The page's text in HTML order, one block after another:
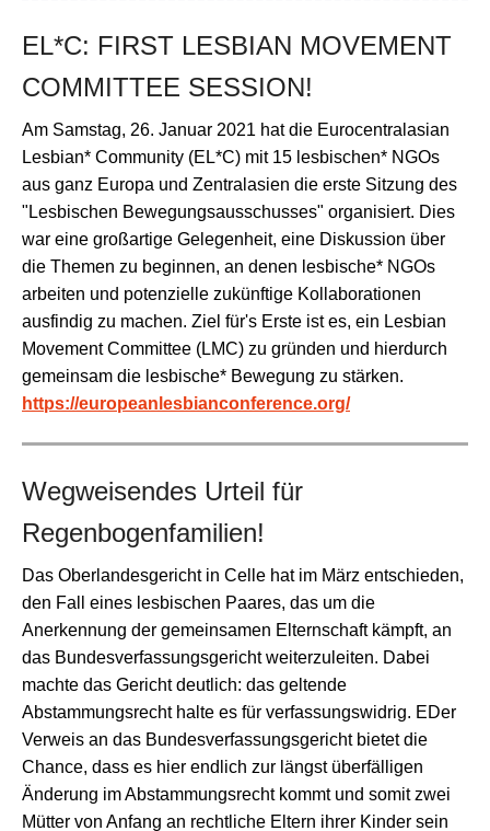
EL*C: FIRST LESBIAN MOVEMENT
COMMITTEE SESSION!
Am Samstag, 26. Januar 2021 hat die Eurocentralasian
Lesbian* Community (EL*C) mit 15 lesbischen* NGOs
aus ganz Europa und Zentralasien die erste Sitzung des
"Lesbischen Bewegungsausschusses" organisiert. Dies
war eine großartige Gelegenheit, eine Diskussion über
die Themen zu beginnen, an denen lesbische* NGOs
arbeiten und potenzielle zukünftige Kollaborationen
ausfindig zu machen. Ziel für's Erste ist es, ein Lesbian
Movement Committee (LMC) zu gründen und hierdurch
gemeinsam die lesbische* Bewegung zu stärken.
https://europeanlesbianconference.org/
Wegweisendes Urteil für
Regenbogenfamilien!
Das Oberlandesgericht in Celle hat im März entschieden,
den Fall eines lesbischen Paares, das um die
Anerkennung der gemeinsamen Elternschaft kämpft, an
das Bundesverfassungsgericht weiterzuleiten. Dabei
machte das Gericht deutlich: das geltende
Abstammungsrecht halte es für verfassungswidrig. EDer
Verweis an das Bundesverfassungsgericht bietet die
Chance, dass es hier endlich zur längst überfälligen
Änderung im Abstammungsrecht kommt und somit zwei
Mütter von Anfang an rechtliche Eltern ihrer Kinder sein